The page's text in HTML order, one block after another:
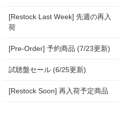
[Restock Last Week] 先週の再入
荷
[Pre-Order] 予約商品 (7/23更新)
試聴盤セール (6/25更新)
[Restock Soon] 再入荷予定商品